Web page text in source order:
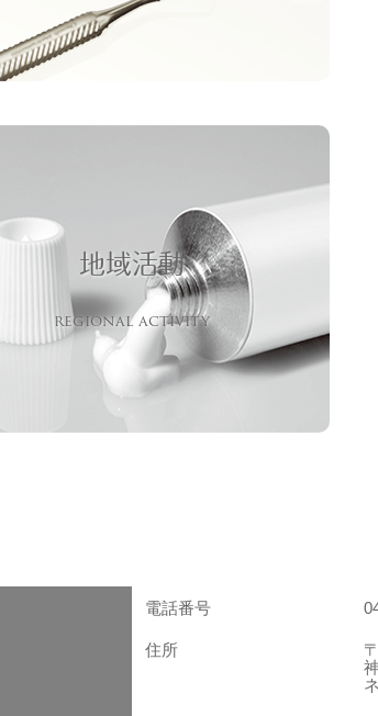
地域活動
regional activity
電話番号
住所